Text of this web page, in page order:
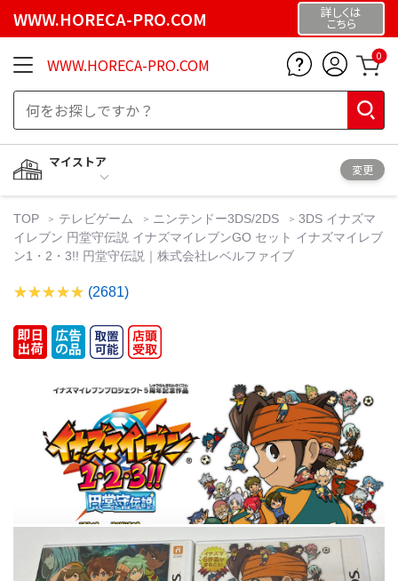
WWW.HORECA-PRO.COM 詳しくは
こちら
WWW.HORECA-PRO.COM 0
マイストア
変更
TOP テレビゲーム ニンテンドー3DS/2DS
3DS イナズマ
イレブン 円堂守伝説 イナズマイレブンGO セット イナズマイレブ
ン1・2・3!! 円堂守伝説｜株式会社レベルファイブ
(2681)